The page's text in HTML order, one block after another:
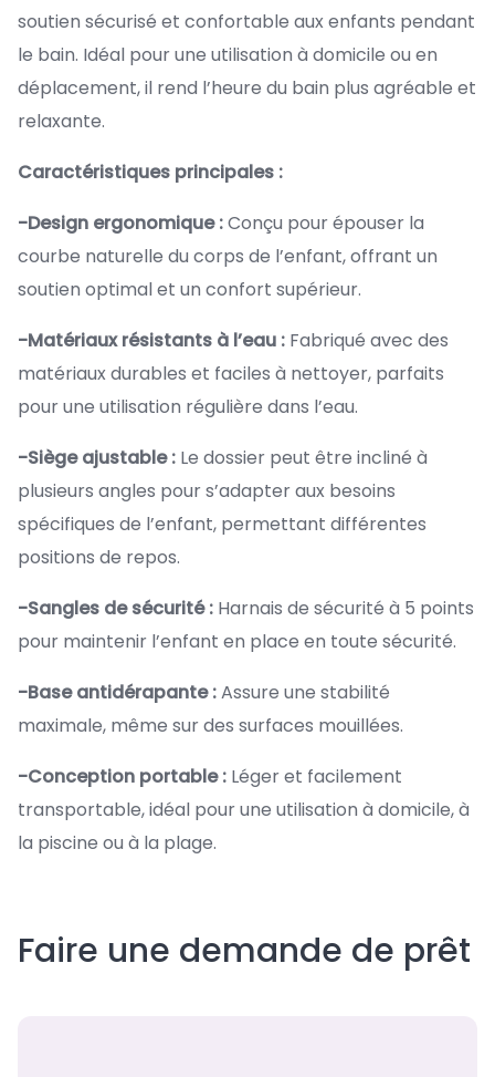
soutien sécurisé et confortable aux enfants pendant
le bain. Idéal pour une utilisation à domicile ou en
déplacement, il rend l’heure du bain plus agréable et
relaxante.
Caractéristiques principales :
-Design ergonomique :Conçu pour épouser la
courbe naturelle du corps de l’enfant, offrant un
soutien optimal et un confort supérieur.
-Matériaux résistants à l’eau : Fabriqué avec des
matériaux durables et faciles à nettoyer, parfaits
pour une utilisation régulière dans l’eau.
-Siège ajustable : Le dossier peut être incliné à
plusieurs angles pour s’adapter aux besoins
spécifiques de l’enfant, permettant différentes
positions de repos.
-Sangles de sécurité : Harnais de sécurité à 5 points
pour maintenir l’enfant en place en toute sécurité.
-Base antidérapante :Assure une stabilité
maximale, même sur des surfaces mouillées.
-Conception portable : Léger et facilement
transportable, idéal pour une utilisation à domicile, à
la piscine ou à la plage.
Faire une demande de prêt